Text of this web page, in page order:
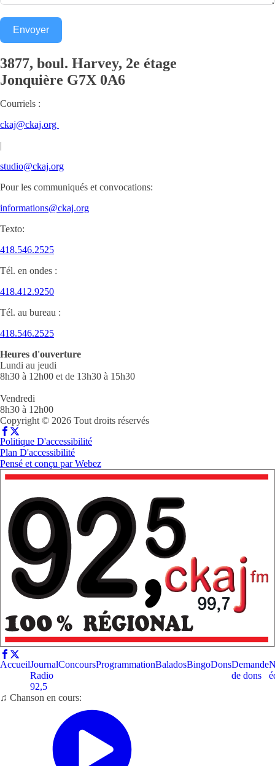
Envoyer
3877, boul. Harvey, 2e étage
Jonquière G7X 0A6
Courriels :
ckaj@ckaj.org
|
studio@ckaj.org
Pour les communiqués et convocations:
informations@ckaj.org
Texto:
418.546.2525
Tél. en ondes :
418.412.9250
Tél. au bureau :
418.546.2525
Heures d'ouverture
Lundi au jeudi
8h30 à 12h00 et de 13h30 à 15h30
Vendredi
8h30 à 12h00
Copyright © 2026 Tout droits réservés
Politique D'accessibilité
Plan D'accessibilité
Pensé et conçu parWebez
AccueilJournal
Radio
92,5
ConcoursProgrammationBaladosBingoDonsDemande
de dons
♫ Chanson en cours: